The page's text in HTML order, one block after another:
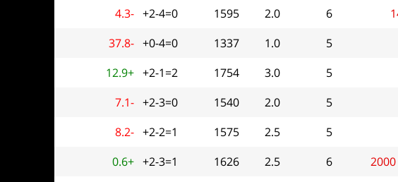
6
2.0
1595
+2-4=0
4.3-
5
1.0
1337
+0-4=0
37.8-
5
3.0
1754
+2-1=2
12.9+
5
2.0
1540
+2-3=0
7.1-
5
2.5
1575
+2-2=1
8.2-
6
2.5
1626
+2-3=1
0.6+